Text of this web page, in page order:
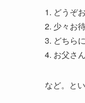
1. どうぞ
2. 少々お
3. どちら
4. お父さ
など。と